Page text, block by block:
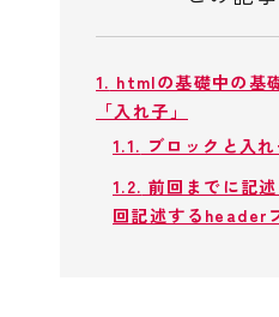
1. htmlの基礎中の基
「入れ子」
1.1. ブロックと入れ
1.2. 前回までに記
回記述するheader